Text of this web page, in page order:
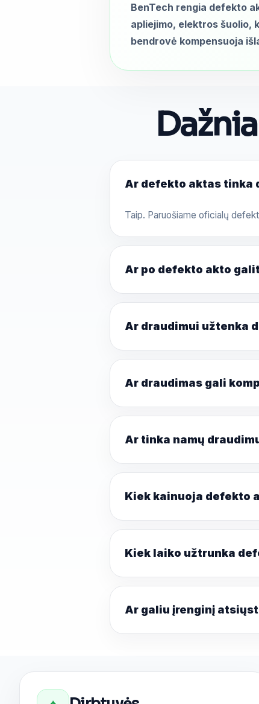
BenTech rengia defekto
apliejimo, elektros šuolio,
bendrovė kompensuoja
Ar defekto aktas tinka
Taip. Paruošiame oficialų
Ar po defekto akto
Ar draudimui užtenka
Ar draudimas gali
Ar tinka namų
Kiek kainuoja defekto
Kiek laiko užtrunka
Ar galiu įrenginį